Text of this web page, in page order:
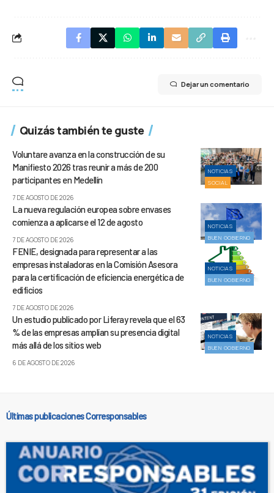
Dejar un comentario
Quizás también te guste
NOTICIAS
SOCIAL
Voluntare avanza en la construcción de su
Manifiesto 2026 tras reunir a más de 200
participantes en Medellín
7 DE AGOSTO DE 2026
NOTICIAS
BUEN GOBIERNO
La nueva regulación europea sobre envases
comienza a aplicarse el 12 de agosto
7 DE AGOSTO DE 2026
NOTICIAS
BUEN GOBIERNO
FENIE, designada para representar a las
empresas instaladoras en la Comisión Asesora
para la certificación de eficiencia energética de
edificios
7 DE AGOSTO DE 2026
NOTICIAS
BUEN GOBIERNO
Un estudio publicado por Liferay revela que el 63
% de las empresas amplían su presencia digital
más allá de los sitios web
6 DE AGOSTO DE 2026
Últimas publicaciones Corresponsables